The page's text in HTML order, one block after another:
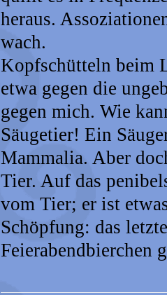
heraus.
wach.
Kopfschütteln beim
etwa gegen die
gegen mich. Wie
Säugetier! Ein
Mammalia. Aber
Tier. Auf das
vom Tier; er ist
Schöpfung: das